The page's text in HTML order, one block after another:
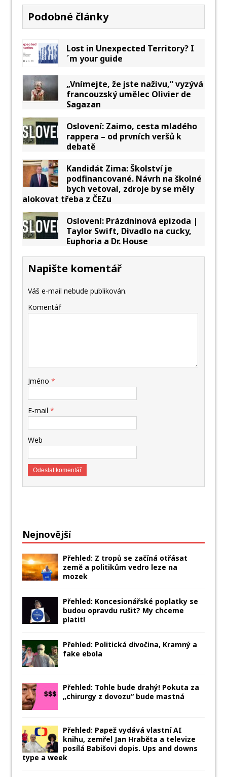
Podobné články
Lost in Unexpected Territory? I
´m your guide
„Vnímejte, že jste naživu,“ vyzývá
francouzský umělec Olivier de
Sagazan
Oslovení: Zaimo, cesta mladého
rappera – od prvních veršů k
debatě
Kandidát Zima: Školství je
podfinancované. Návrh na školné
bych vetoval, zdroje by se měly
alokovat třeba z ČEZu
Oslovení: Prázdninová epizoda |
Taylor Swift, Divadlo na cucky,
Euphoria a Dr. House
Napište komentář
Váš e-mail nebude publikován.
Komentář
Jméno *
E-mail *
Web
Nejnovější
Přehled: Z tropů se začíná otřásat
země a politikům vedro leze na
mozek
Přehled: Koncesionářské poplatky se
budou opravdu rušit? My chceme
platit!
Přehled: Politická divočina, Kramný a
fake ebola
Přehled: Tohle bude drahý! Pokuta za
„chirurgy z dovozu“ bude mastná
Přehled: Papež vydává vlastní AI
knihu, zemřel Jan Hraběta a televize
posílá Babišovi dopis. Ups and downs
type a week